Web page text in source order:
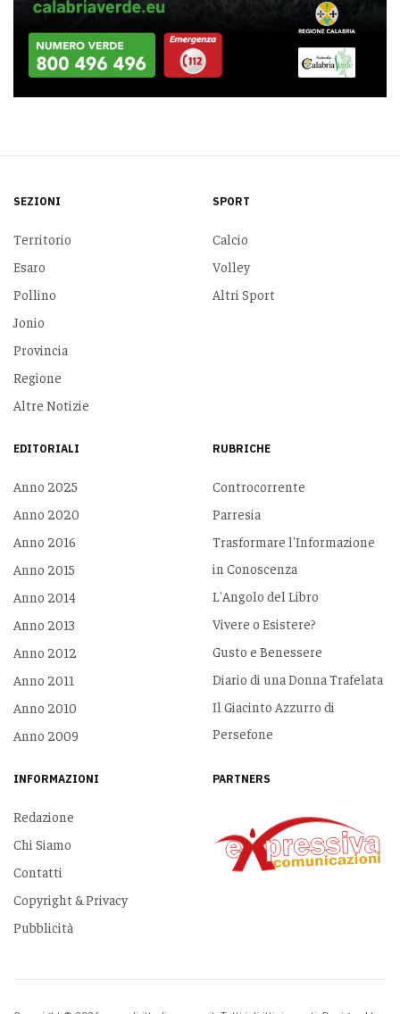
SEZIONI
Territorio
Esaro
Pollino
Jonio
Provincia
Regione
Altre Notizie
SPORT
Calcio
Volley
Altri Sport
EDITORIALI
Anno 2025
Anno 2020
Anno 2016
Anno 2015
Anno 2014
Anno 2013
Anno 2012
Anno 2011
Anno 2010
Anno 2009
RUBRICHE
Controcorrente
Parresia
Trasformare l'Informazione
in Conoscenza
L'Angolo del Libro
Vivere o Esistere?
Gusto e Benessere
Diario di una Donna Trafelata
Il Giacinto Azzurro di
Persefone
INFORMAZIONI
Redazione
Chi Siamo
Contatti
Copyright & Privacy
Pubblicità
PARTNERS